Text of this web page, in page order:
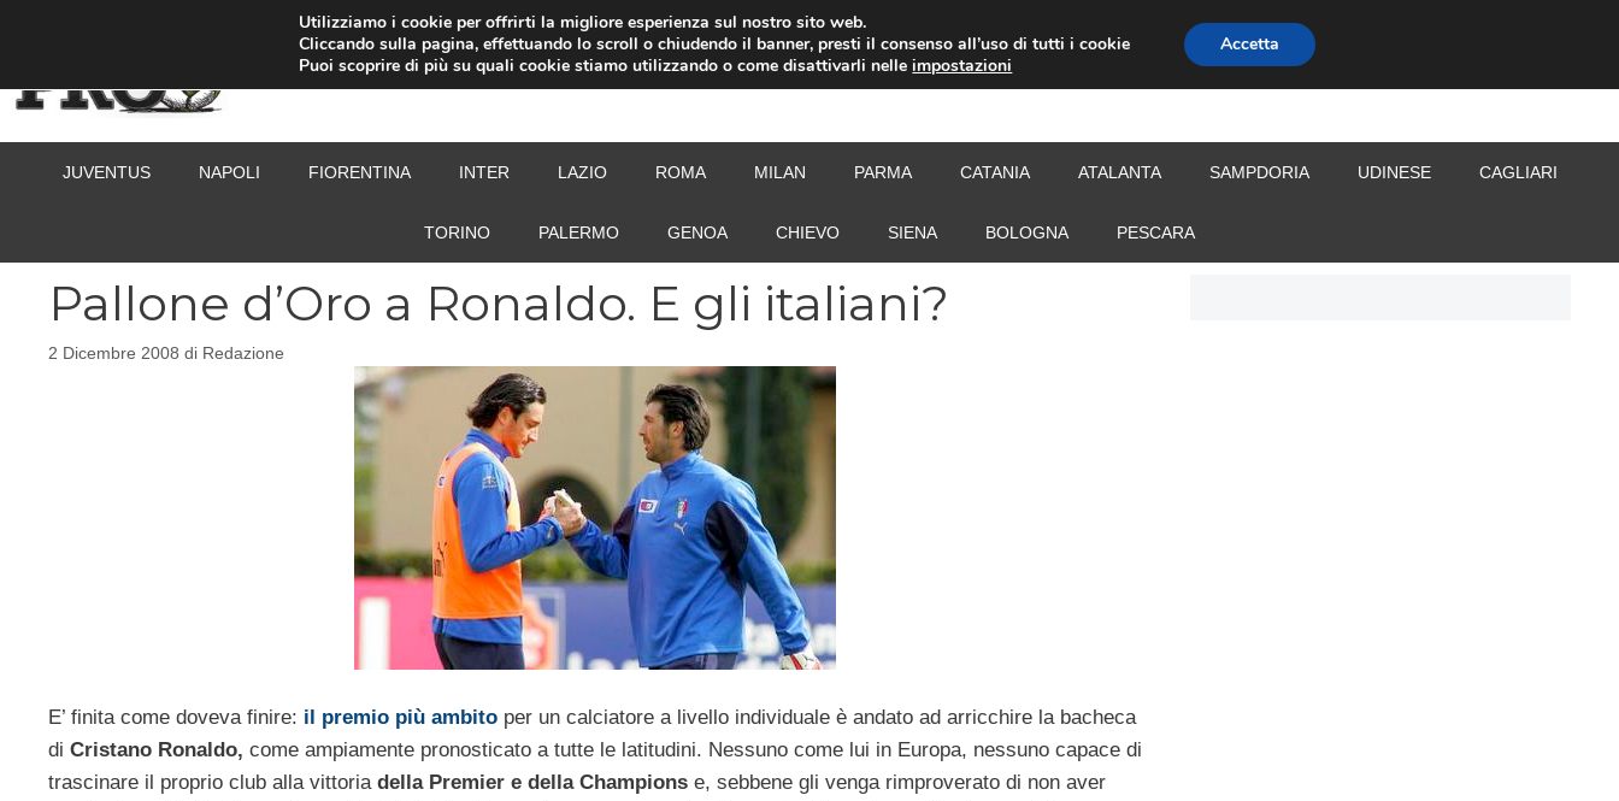
CALCIOMERCATO
JUVENTUS NAPOLI FIORENTINA INTER LAZIO ROMA MILAN PARMA CATANIA ATALANTA SAMPDORIA UDINESE CAGLIARI
TORINO PALERMO GENOA CHIEVO SIENA BOLOGNA PESCARA
Pallone d’Oro a Ronaldo. E gli italiani?
2 Dicembre 2008 di Redazione
E’ finita come doveva finire: il premio più ambito per un calciatore a livello individuale è andato ad arricchire la bacheca
di Cristano Ronaldo, come ampiamente pronosticato a tutte le latitudini. Nessuno come lui in Europa, nessuno capace di
trascinare il proprio club alla vittoria della Premier e della Champions e, sebbene gli venga rimproverato di non aver
Utilizziamo i cookie per offrirti la migliore esperienza sul nostro sito web.
Cliccando sulla pagina, effettuando lo scroll o chiudendo il banner, presti il consenso all’uso di tutti i cookie
Puoi scoprire di più su quali cookie stiamo utilizzando o come disattivarli nelleimpostazioni
Accetta